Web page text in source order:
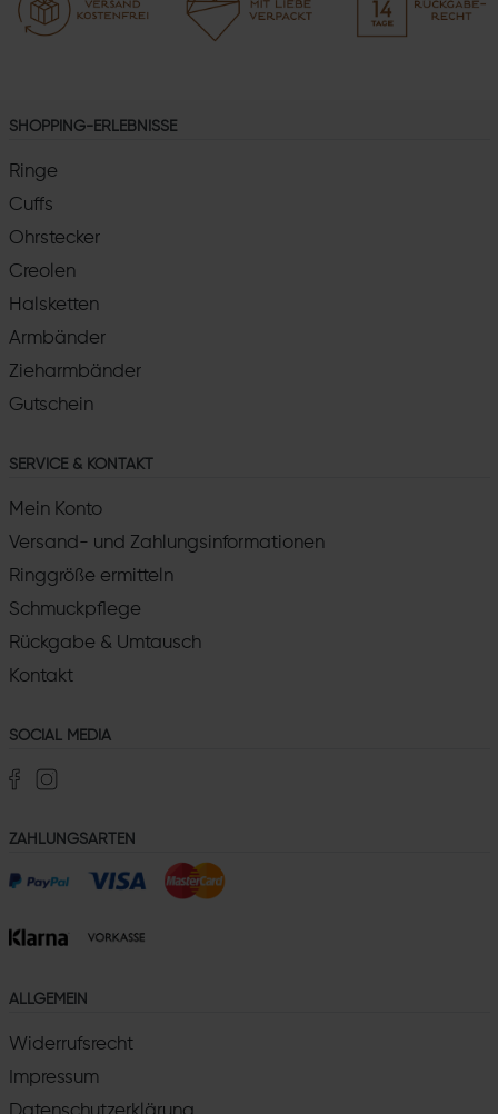
SHOPPING-ERLEBNISSE
Ringe
Cuffs
Ohrstecker
Creolen
Halsketten
Armbänder
Zieharmbänder
Gutschein
SERVICE & KONTAKT
Mein Konto
Versand- und Zahlungsinformationen
Ringgröße ermitteln
Schmuckpflege
Rückgabe & Umtausch
Kontakt
SOCIAL MEDIA
ZAHLUNGSARTEN
ALLGEMEIN
Widerrufsrecht
Impressum